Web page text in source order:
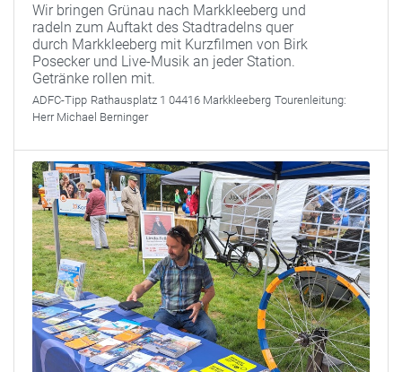
Wir bringen Grünau nach Markkleeberg und
radeln zum Auftakt des Stadtradelns quer
durch Markkleeberg mit Kurzfilmen von Birk
Posecker und Live-Musik an jeder Station.
Getränke rollen mit.
ADFC-Tipp Rathausplatz 1 04416 Markkleeberg Tourenleitung:
Herr Michael Berninger